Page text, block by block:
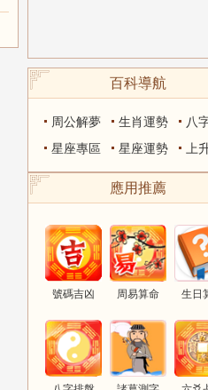
百科導航
周公解夢 生肖運勢
八
星座專區
星座運勢 上
應用推薦
號碼吉凶 周易算命 生日